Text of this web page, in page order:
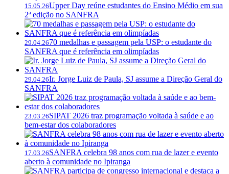
15.05.26Upper Day reúne estudantes do Ensino Médio em sua
2ª edição no SANFRA
29.04.2670 medalhas e passagem pela USP: o estudante do
SANFRA que é referência em olimpíadas
29.04.26Ir. Jorge Luiz de Paula, SJ assume a Direção Geral do
SANFRA
23.03.26SIPAT 2026 traz programação voltada à saúde e ao
bem-estar dos colaboradores
17.03.26SANFRA celebra 98 anos com rua de lazer e evento
aberto à comunidade no Ipiranga